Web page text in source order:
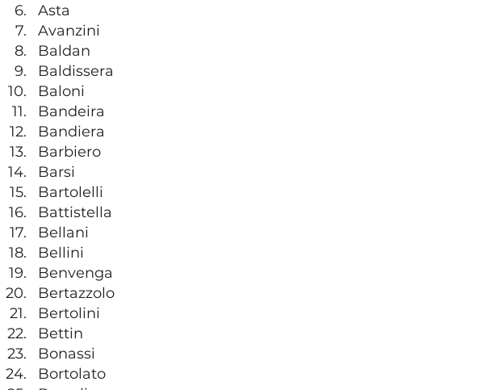
Asta
Avanzini
Baldan
Baldissera
Baloni
Bandeira
Bandiera
Barbiero
Barsi
Bartolelli
Battistella
Bellani
Bellini
Benvenga
Bertazzolo
Bertolini
Bettin
Bonassi
Bortolato